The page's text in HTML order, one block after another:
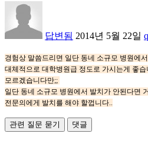
답변됨 2014년 5월 22일
경험상 말씀드리면 일단 동네 소규모 병원에
대체적으로 대학병원급 정도로 가시는게 좋
모르겠습니다만;;
일단 동네 소규모 병원에서 발치가 안된다면
전문의에게 발치를 해야 할껍니다..